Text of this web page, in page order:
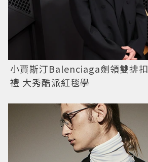
小賈斯汀Balenciaga劍領雙排扣
禮 大秀酷派紅毯學